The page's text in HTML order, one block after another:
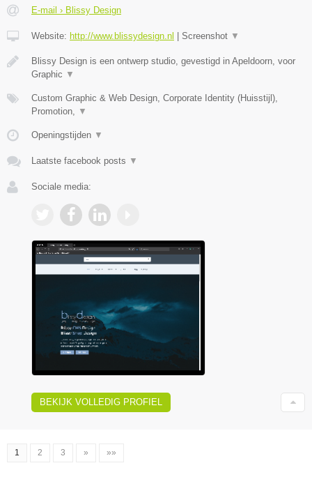
E-mail › Blissy Design
Website: http://www.blissydesign.nl Screenshot ▼
Blissy Design is een ontwerp studio, gevestigd in Apeldoorn, voor
Graphic ▼
Custom Graphic & Web Design, Corporate Identity (Huisstijl),
Promotion,
▼
Openingstijden ▼
Laatste facebook posts ▼
Sociale media:
BEKIJK VOLLEDIG PROFIEL
1 2 3 » »»